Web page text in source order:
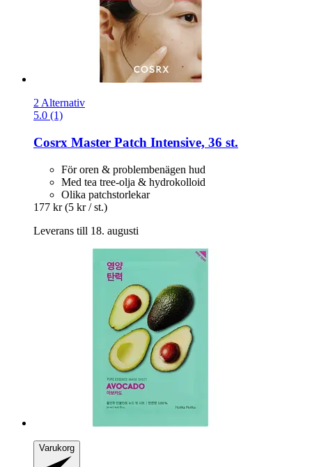
2 Alternativ
5.0 (1)
Cosrx Master Patch Intensive, 36 st.
För oren & problembenägen hud
Med tea tree-olja & hydrokolloid
Olika patchstorlekar
177 kr (5 kr / st.)
Leverans till 18. augusti
Varukorg